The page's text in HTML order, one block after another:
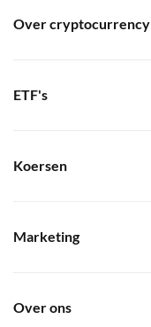
Over cryptocurrency
ETF's
Koersen
Marketing
Over ons